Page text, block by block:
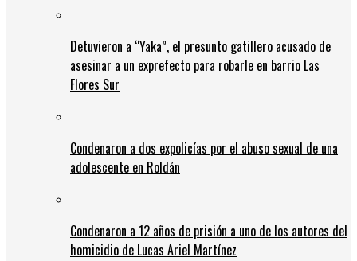
Detuvieron a “Yaka”, el presunto gatillero acusado de
asesinar a un exprefecto para robarle en barrio Las
Flores Sur
Condenaron a dos expolicías por el abuso sexual de una
adolescente en Roldán
Condenaron a 12 años de prisión a uno de los autores del
homicidio de Lucas Ariel Martínez